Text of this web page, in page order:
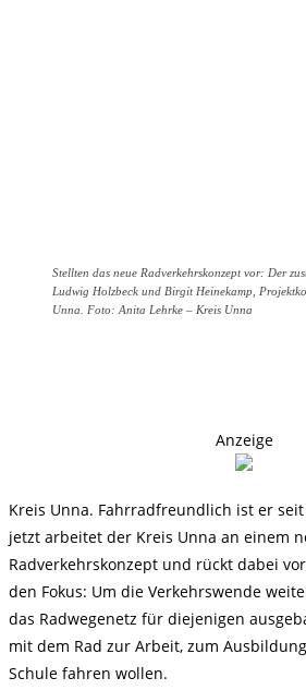
Stellten das neue Radverkehrskonzept vor: Der
Ludwig Holzbeck und Birgit Heinekamp,
Unna. Foto: Anita Lehrke – Kreis Unna
Anzeige
Kreis Unna. Fahrradfreundlich ist er
jetzt arbeitet der Kreis Unna an einem
Radverkehrskonzept und rückt dabei
den Fokus: Um die Verkehrswende
das Radwegenetz für diejenigen
mit dem Rad zur Arbeit, zum
Schule fahren wollen.